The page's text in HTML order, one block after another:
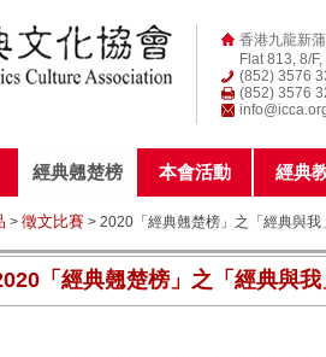
香港九龍新
Flat 813, 8/
(852) 3576
(852) 3576
經典翹楚榜 本會活動 經典
> 徵文比賽 > 2020「經典翹楚榜」之「經典與我
「經典翹楚榜」之「經典與